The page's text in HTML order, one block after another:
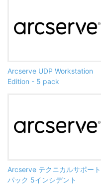
Arcserve UDP Workstation
Edition - 5 pack
Arcserve テクニカルサポート
パック 5インシデント